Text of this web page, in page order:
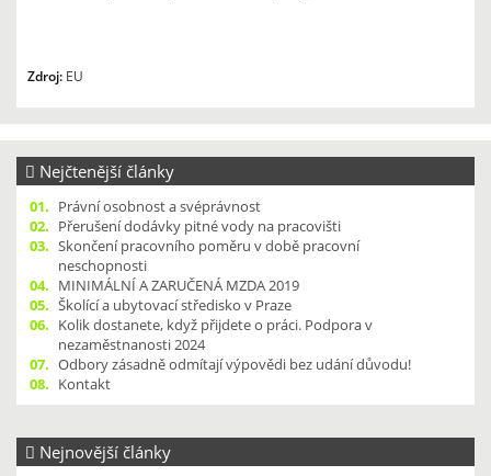
Zdroj: EU
Nejčtenější články
01. Právní osobnost a svéprávnost
02. Přerušení dodávky pitné vody na pracovišti
03. Skončení pracovního poměru v době pracovní
neschopnosti
04. MINIMÁLNÍ A ZARUČENÁ MZDA 2019
05. Školící a ubytovací středisko v Praze
06. Kolik dostanete, když přijdete o práci. Podpora v
nezaměstnanosti 2024
07. Odbory zásadně odmítají výpovědi bez udání důvodu!
08. Kontakt
Nejnovější články